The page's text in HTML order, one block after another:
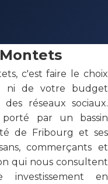
c'est faire le choix
ni de votre budget
réseaux sociaux.
par un bassin
de Fribourg et ses
commerçants et
qui nous consultent
en